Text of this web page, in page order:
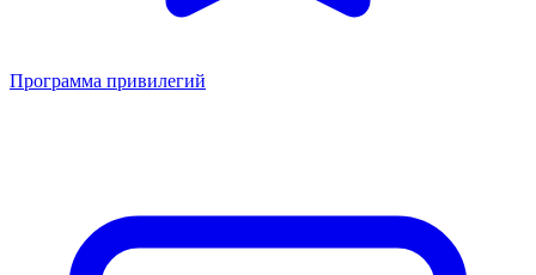
Программа привилегий